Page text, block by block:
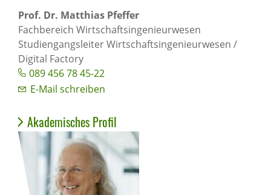
Prof. Dr. Matthias Pfeffer
Fachbereich Wirtschaftsingenieurwesen
Studiengangsleiter Wirtschaftsingenieurwesen /
Digital Factory
089 456 78 45-22
E-Mail schreiben
Akademisches Profil